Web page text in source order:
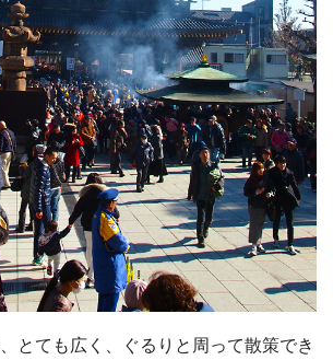
とても広く、ぐるりと周って散策でき